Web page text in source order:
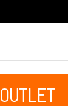
OUTLET